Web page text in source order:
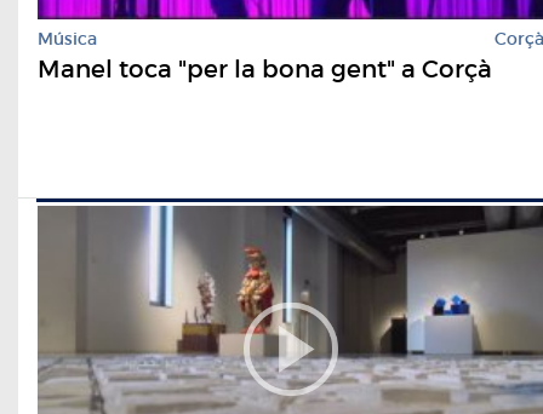
Música Corçà
Manel toca "per la bona gent" a Corçà